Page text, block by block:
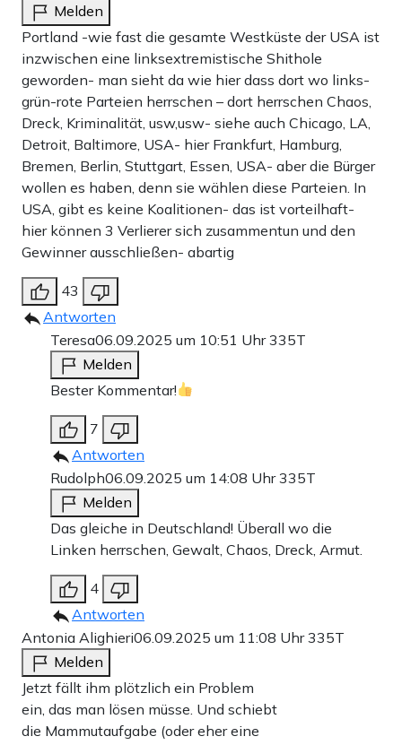
Melden
Portland -wie fast die gesamte Westküste der USA ist
inzwischen eine linksextremistische Shithole
geworden- man sieht da wie hier dass dort wo links-
grün-rote Parteien herrschen – dort herrschen Chaos,
Dreck, Kriminalität, usw,usw- siehe auch Chicago, LA,
Detroit, Baltimore, USA- hier Frankfurt, Hamburg,
Bremen, Berlin, Stuttgart, Essen, USA- aber die Bürger
wollen es haben, denn sie wählen diese Parteien. In
USA, gibt es keine Koalitionen- das ist vorteilhaft-
hier können 3 Verlierer sich zusammentun und den
Gewinner ausschließen- abartig
43
Antworten
Teresa06.09.2025 um 10:51 Uhr335T
Melden
Bester Kommentar!
7
Antworten
Rudolph06.09.2025 um 14:08 Uhr335T
Melden
Das gleiche in Deutschland! Überall wo die
Linken herrschen, Gewalt, Chaos, Dreck, Armut.
4
Antworten
Antonia Alighieri06.09.2025 um 11:08 Uhr335T
Melden
Jetzt fällt ihm plötzlich ein Problem
ein, das man lösen müsse. Und schiebt
die Mammutaufgabe (oder eher eine